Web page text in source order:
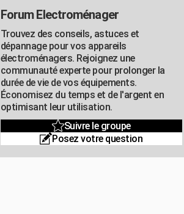
Forum Electroménager
Trouvez des conseils, astuces et
dépannage pour vos appareils
électroménagers. Rejoignez une
communauté experte pour prolonger la
durée de vie de vos équipements.
Économisez du temps et de l'argent en
optimisant leur utilisation.
Suivre le groupe
Posez votre question